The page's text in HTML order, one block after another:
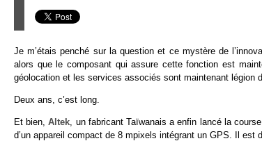
Je m’étais penché sur la question et ce mystère de
alors que le composant qui assure cette fonction est
géolocation et les services associés sont maintenant légion
Deux ans, c’est long.
Et bien,Altek , un fabricant Taïwanais a enfin lancé la
d’un appareil compact de 8 mpixels intégrant un GPS. Il est